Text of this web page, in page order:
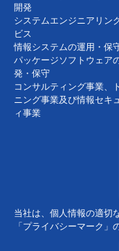
開発
システムエンジニアリン
ビス
情報システムの運用・保
パッケージソフトウェア
発・保守
コンサルティング事業、
ニング事業及び情報セキ
ィ事業
当社は、個人情報の適切
「プライバシーマーク」